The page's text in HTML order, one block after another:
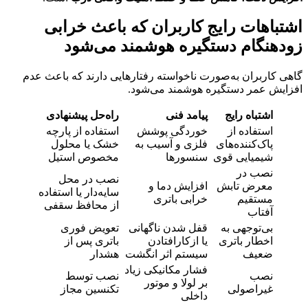
اشتباهات رایج کاربران که باعث خرابی
زودهنگام دستگیره هوشمند می‌شود
گاهی کاربران به‌صورت ناخواسته رفتارهایی دارند که باعث عدم
افزایش عمر دستگیره هوشمند می‌شود.
اشتباه رایج پیامد فنی
راه‌حل پیشنهادی
استفاده از
پاک‌کننده‌های
شیمیایی قوی
خوردگی پوشش
فلزی و آسیب به
سنسورها
استفاده از پارچه
خشک یا محلول
مخصوص استیل
نصب در
معرض تابش
مستقیم
آفتاب
افزایش دما و
خرابی باتری
نصب در محل
سایه‌دار یا استفاده
از محافظ سقفی
بی‌توجهی به
اخطار باتری
ضعیف
قفل شدن ناگهانی
یا ازکارافتادن
سیستم اثر انگشت
تعویض فوری
باتری پس از
هشدار
نصب
غیراصولی
فشار مکانیکی زیاد
بر لولا و موتور
داخلی
نصب توسط
تکنسین مجاز